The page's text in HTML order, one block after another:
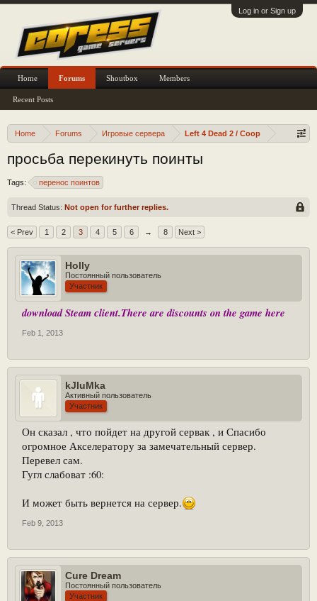
Log in or Sign up
Home Forums Игровые сервера Left 4 Dead 2 / Coop
просьба перекинуть поинты
Tags: перенос поинтов
Thread Status: Not open for further replies.
< Prev 1 2 3 4 5 6 → 8 Next >
Holly
Постоянный пользователь
Участник
download Steam сlient.There are discounts on the game here
Feb 1, 2013
kJIuMka
Активный пользователь
Участник
Он сказал , что пойдет на другой сервак , и Спасибо
огромное Акселератору за замечательный сервер.
Перевел сам.
Гугл слабоват :60:
И может быть вернется на сервер.
Feb 9, 2013
Cure Dream
Постоянный пользователь
Участник
Home Forums
Recent Posts
Shoutbox Members